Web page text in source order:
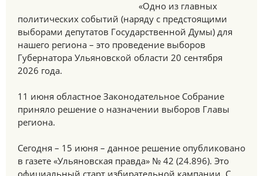
«Одно из главных
политических событий (наряду с предстоящими
выборами депутатов Государственной Думы) для
нашего региона – это проведение выборов
Губернатора Ульяновской области 20 сентября
2026 года.
11 июня областное Законодательное Собрание
приняло решение о назначении выборов Главы
региона.
Сегодня – 15 июня – данное решение опубликовано
в газете «Ульяновская правда» № 42 (24.896). Это
официальный старт избирательной кампании. С